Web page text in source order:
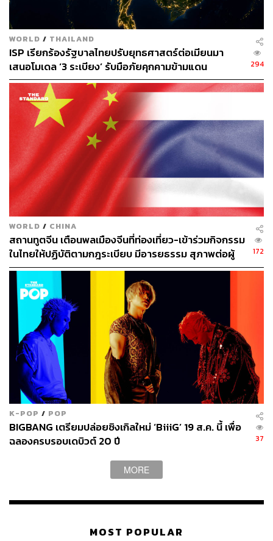
TAGS: bangkok Cambodia VOIP
ปอท.
Thailand
กองบัญชาการตำรวจสอบสวนกลาง
แก๊งคอลเซ็นเตอร์หลอกลวง
WORLD / THAILAND
ISP เรียกร้องรัฐบาลไทยปรับยุทธศาสตร์ต่อเมียนมา
เสนอโมเดล ‘3 ระเบียง’ รับมือภัยคุกคามข้ามแดน
294
WORLD / CHINA
สถานทูตจีน เตือนพลเมืองจีนที่ท่องเที่ยว-เข้าร่วมกิจกรรม
ในไทยให้ปฏิบัติตามกฎระเบียบ มีอารยธรรม สุภาพต่อผู้
อื่น
172
K-POP / POP
BIGBANG เตรียมปล่อยซิงเกิลใหม่ ‘BiiiG’ 19 ส.ค. นี้ เพื่อ
ฉลองครบรอบเดบิวต์ 20 ปี
37
MORE
MOST POPULAR